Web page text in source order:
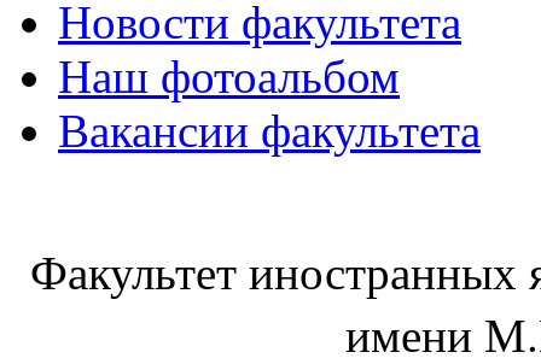
Новости факультета
Наш фотоальбом
Вакансии факультета
Факультет
имени